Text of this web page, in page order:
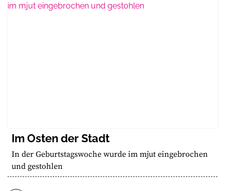
Im Osten der Stadt
In der Geburtstagswoche wurde im mjut eingebrochen
und gestohlen